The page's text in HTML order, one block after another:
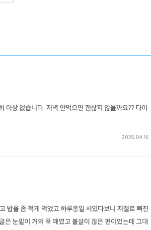
이상 없습니다. 저녁 안먹으면 괜찮지 않을까요?? 다이
2026.04.16
밥을 좀 적게 먹었고 하루종일 서있다보니 저절로 빠진
눈밑이 거의 푹 패였고 볼살이 많은 편이었는데 그대